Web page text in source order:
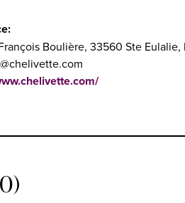
Boulière, 33560 Ste Eulalie,